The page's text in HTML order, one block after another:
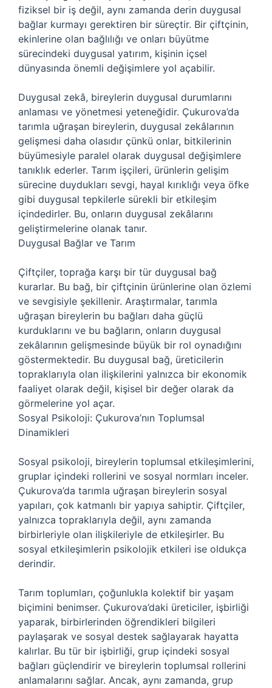
fiziksel bir iş değil, aynı zamanda derin duygusal
bağlar kurmayı gerektiren bir süreçtir. Bir çiftçinin,
ekinlerine olan bağlılığı ve onları büyütme
sürecindeki duygusal yatırım, kişinin içsel
dünyasında önemli değişimlere yol açabilir.
Duygusal zekâ, bireylerin duygusal durumlarını
anlaması ve yönetmesi yeteneğidir. Çukurova’da
tarımla uğraşan bireylerin, duygusal zekâlarının
gelişmesi daha olasıdır çünkü onlar, bitkilerinin
büyümesiyle paralel olarak duygusal değişimlere
tanıklık ederler. Tarım işçileri, ürünlerin gelişim
sürecine duydukları sevgi, hayal kırıklığı veya öfke
gibi duygusal tepkilerle sürekli bir etkileşim
içindedirler. Bu, onların duygusal zekâlarını
geliştirmelerine olanak tanır.
Duygusal Bağlar ve Tarım
Çiftçiler, toprağa karşı bir tür duygusal bağ
kurarlar. Bu bağ, bir çiftçinin ürünlerine olan özlemi
ve sevgisiyle şekillenir. Araştırmalar, tarımla
uğraşan bireylerin bu bağları daha güçlü
kurduklarını ve bu bağların, onların duygusal
zekâlarının gelişmesinde büyük bir rol oynadığını
göstermektedir. Bu duygusal bağ, üreticilerin
topraklarıyla olan ilişkilerini yalnızca bir ekonomik
faaliyet olarak değil, kişisel bir değer olarak da
görmelerine yol açar.
Sosyal Psikoloji: Çukurova’nın Toplumsal
Dinamikleri
Sosyal psikoloji, bireylerin toplumsal etkileşimlerini,
gruplar içindeki rollerini ve sosyal normları inceler.
Çukurova’da tarımla uğraşan bireylerin sosyal
yapıları, çok katmanlı bir yapıya sahiptir. Çiftçiler,
yalnızca topraklarıyla değil, aynı zamanda
birbirleriyle olan ilişkileriyle de etkileşirler. Bu
sosyal etkileşimlerin psikolojik etkileri ise oldukça
derindir.
Tarım toplumları, çoğunlukla kolektif bir yaşam
biçimini benimser. Çukurova’daki üreticiler, işbirliği
yaparak, birbirlerinden öğrendikleri bilgileri
paylaşarak ve sosyal destek sağlayarak hayatta
kalırlar. Bu tür bir işbirliği, grup içindeki sosyal
bağları güçlendirir ve bireylerin toplumsal rollerini
anlamalarını sağlar. Ancak, aynı zamanda, grup